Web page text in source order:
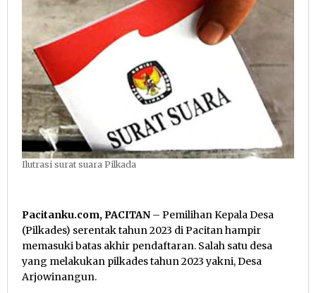
Ilutrasi surat suara Pilkada
Pacitanku.com, PACITAN – Pemilihan Kepala Desa
(Pilkades) serentak tahun 2023 di Pacitan hampir
memasuki batas akhir pendaftaran. Salah satu desa
yang melakukan pilkades tahun 2023 yakni, Desa
Arjowinangun.